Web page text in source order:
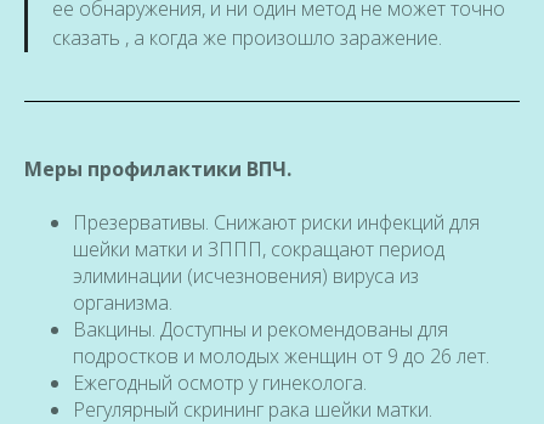
ее обнаружения, и ни один метод не может точно
сказать , а когда же произошло заражение.
Меры профилактики ВПЧ.
Презервативы. Снижают риски инфекций для
шейки матки и ЗППП, сокращают период
элиминации (исчезновения) вируса из
организма.
Вакцины. Доступны и рекомендованы для
подростков и молодых женщин от 9 до 26 лет.
Ежегодный осмотр у гинеколога.
Регулярный скрининг рака шейки матки.